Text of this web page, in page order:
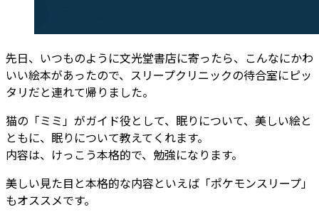
先日、いつものように文光堂書店に寄ったら、こんなにかわ
いい絵本があったので、スリープクリニックの待合室にピッ
タリだと連れて帰りました。
猫の「ミミ」がガイド役として、眠りについて、美しい絵と
ともに、眠りについて教えてくれます。
内容は、けっこう本格的で、勉強になります。
美しい見た目と本格的な内容といえば「ポケモンスリープ」
もオススメです。